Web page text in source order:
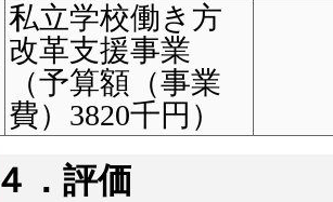
私立学校働き方
改革支援事業
（予算額（事業
費）3820千円）
４．評価